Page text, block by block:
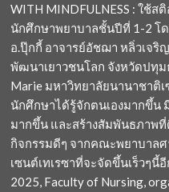
WITH MINDFULNESS : ใช้ส
นักศึกษาพยาบาลชั้นปีที่ 1-2 โ
อ.ปุ๊กกี้ อาจารย์อัชฌา หลิ่วเจริ
พัฒนาเยาวชนโลก จังหวัดปทุ
Marie มหาวิทยาลัยนานาชาติ
นักศึกษาได้รู้จักตนเองมากขึ้น
มากขึ้น และสร้างสัมพันธภาพ
กิจกรรมดีๆ จากคณะพยาบาล
เซนต์เทเรซาที่จะจัดขึ้นเร็วๆนี้
2025, Faculty of Nursing,